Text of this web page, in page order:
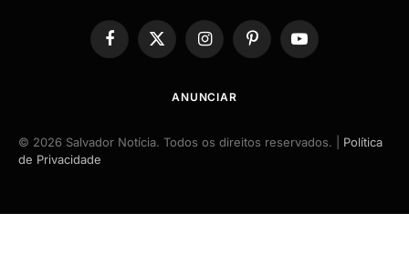
Facebook
X
InstagramPinterestYouTube
ANUNCIAR
© 2026 Salvador Notícia. Todos os direitos reservados. | Política
de Privacidade